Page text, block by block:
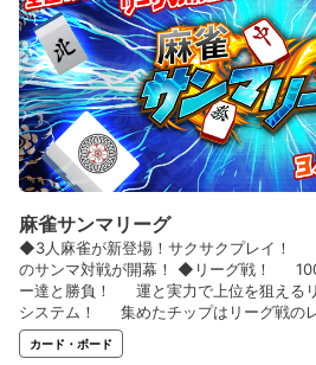
麻雀サンマリーグ
◆3人麻雀が新登場！サクサクプレイ！
のサンマ対戦が開幕！ ◆リーグ戦！ 100戦の成績で全国のプレーヤ
ー達と勝負！ 運と実力で上位を狙え
システム！ 集めたチップはリーグ戦の
ステム採用♪ ◆麻雀卓をカスタマイズ♪ ショップや昇格で対戦を
彩る多彩なアイテムが入手可能！ 麻雀卓
カード・ボード